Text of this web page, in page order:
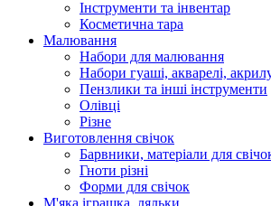
Інструменти та інвентар
Косметична тара
Малювання
Набори для малювання
Набори гуаші, акварелі,
Пензлики та інші інструменти
Олівці
Різне
Виготовлення свічок
Барвники, матеріали для
Гноти різні
Форми для свічок
М'яка іграшка, ляльки